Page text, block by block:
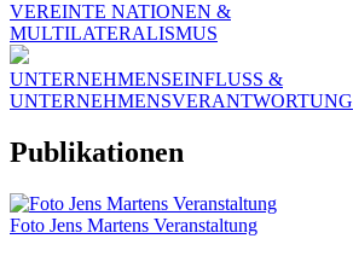
VEREINTE NATIONEN &
MULTILATERALISMUS
UNTERNEHMENSEINFLUSS &
UNTERNEHMENSVERANTWORTUNG
Publikationen
Foto Jens Martens Veranstaltung